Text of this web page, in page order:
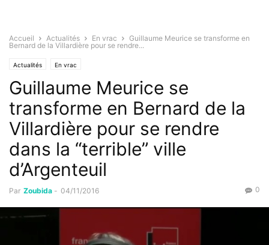
Accueil Actualités En vrac
Guillaume Meurice se transforme en
Bernard de la Villardière pour se rendre...
Actualités En vrac
Guillaume Meurice se
transforme en Bernard de la
Villardière pour se rendre
dans la “terrible” ville
d’Argenteuil
Par Zoubida - 04/11/2016 0